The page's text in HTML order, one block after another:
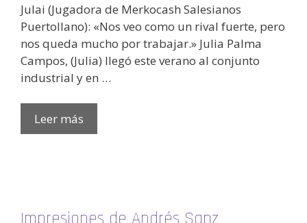
Julai (Jugadora de Merkocash Salesianos
Puertollano): «Nos veo como un rival fuerte, pero
nos queda mucho por trabajar.» Julia Palma
Campos, (Julia) llegó este verano al conjunto
industrial y en …
Leer más